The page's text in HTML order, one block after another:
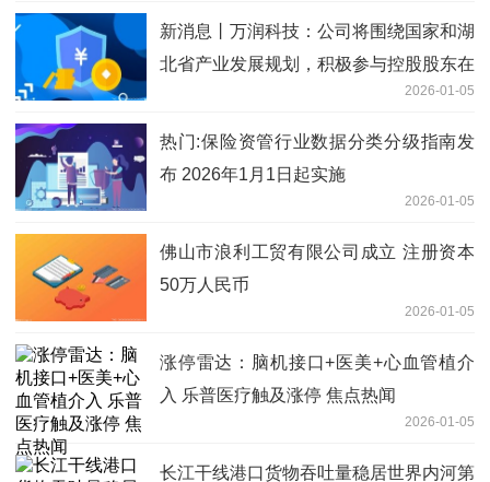
新消息丨万润科技：公司将围绕国家和湖
北省产业发展规划，积极参与控股股东在
半导体存储器等新质生产力领域的布局，
发挥湖北省国资控股的混合所有制上市公
司平台优势
2026-01-05
热门:保险资管行业数据分类分级指南发
布 2026年1月1日起实施
2026-01-05
佛山市浪利工贸有限公司成立 注册资本
50万人民币
2026-01-05
涨停雷达：脑机接口+医美+心血管植介
入 乐普医疗触及涨停 焦点热闻
2026-01-05
长江干线港口货物吞吐量稳居世界内河第